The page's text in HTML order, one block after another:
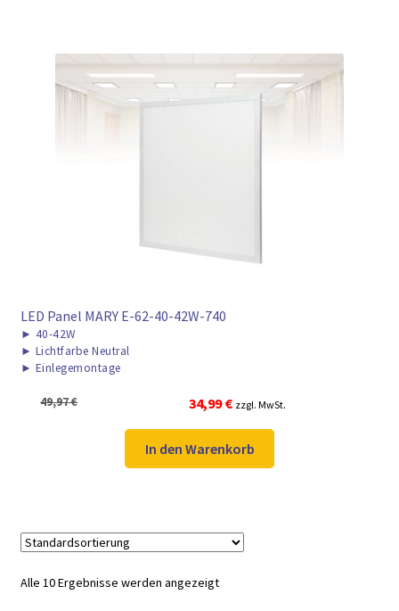
LED Panel MARY E-62-40-42W-740
► 40-42W
► Lichtfarbe Neutral
► Einlegemontage
49,97€
Ursprünglicher
war:
49,97 €
34,99€Aktueller
ist:
34,99 €.
zzgl. MwSt.
In den Warenkorb
Alle 10 Ergebnisse werden angezeigt